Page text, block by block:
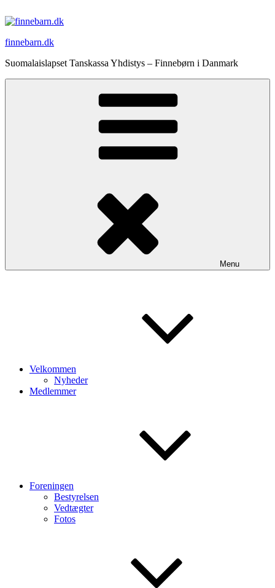
til
finnebarn.dk
Suomalaislapset Tanskassa Yhdistys – Finnebørn i Danmark
Menu
Velkommen
Nyheder
Medlemmer
Foreningen
Bestyrelsen
Vedtægter
Fotos